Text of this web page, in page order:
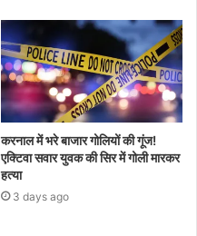
करनाल में भरे बाजार गोलियों की गूंज!
एक्टिवा सवार युवक की सिर में गोली मारकर
हत्या
3 days ago